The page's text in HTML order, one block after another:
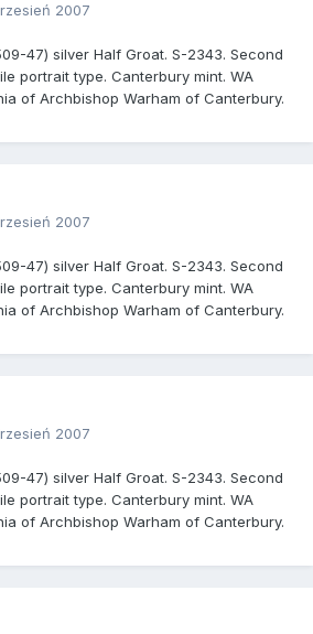
2007
47) silver Half Groat. S-2343. Second
portrait type. Canterbury mint. WA
of Archbishop Warham of Canterbury.
2007
47) silver Half Groat. S-2343. Second
portrait type. Canterbury mint. WA
of Archbishop Warham of Canterbury.
2007
47) silver Half Groat. S-2343. Second
portrait type. Canterbury mint. WA
of Archbishop Warham of Canterbury.